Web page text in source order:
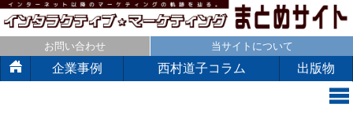
お問い合わせ 当サイトについて
企業事例 西村道子コラム 出版物